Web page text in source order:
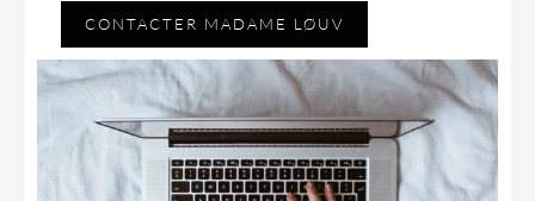
CONTACTER MADAME LØUV